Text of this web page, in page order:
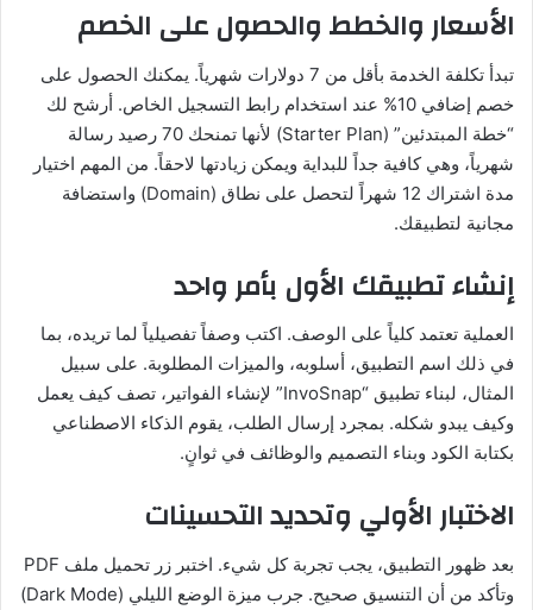
الأسعار والخطط والحصول على الخصم
تبدأ تكلفة الخدمة بأقل من 7 دولارات شهرياً. يمكنك الحصول على
خصم إضافي 10% عند استخدام رابط التسجيل الخاص. أرشح لك
“خطة المبتدئين” (Starter Plan) لأنها تمنحك 70 رصيد رسالة
شهرياً، وهي كافية جداً للبداية ويمكن زيادتها لاحقاً. من المهم اختيار
مدة اشتراك 12 شهراً لتحصل على نطاق (Domain) واستضافة
مجانية لتطبيقك.
إنشاء تطبيقك الأول بأمر واحد
العملية تعتمد كلياً على الوصف. اكتب وصفاً تفصيلياً لما تريده، بما
في ذلك اسم التطبيق، أسلوبه، والميزات المطلوبة. على سبيل
المثال، لبناء تطبيق “InvoSnap” لإنشاء الفواتير، تصف كيف يعمل
وكيف يبدو شكله. بمجرد إرسال الطلب، يقوم الذكاء الاصطناعي
بكتابة الكود وبناء التصميم والوظائف في ثوانٍ.
الاختبار الأولي وتحديد التحسينات
بعد ظهور التطبيق، يجب تجربة كل شيء. اختبر زر تحميل ملف PDF
وتأكد من أن التنسيق صحيح. جرب ميزة الوضع الليلي (Dark Mode)